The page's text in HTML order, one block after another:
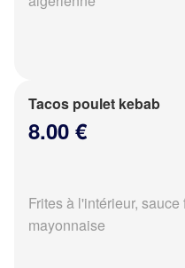
Tacos poulet kebab
8.00 €
Frites à l'intérieur,
mayonnaise